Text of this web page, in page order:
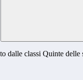
classi Quinte